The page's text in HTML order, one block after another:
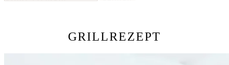
GRILLREZEPT